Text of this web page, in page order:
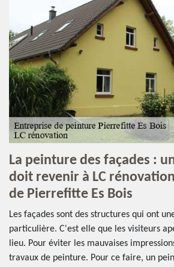
La peinture des façades :
doit revenir à LC
de Pierrefitte Es Bois
Les façades sont des structures qui ont
particulière. C'est elle que les visiteurs
lieu. Pour éviter les mauvaises
travaux de peinture. Pour ce faire, un